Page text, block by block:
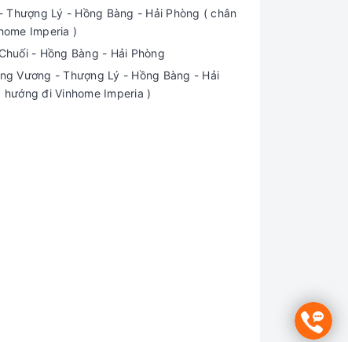
Lý - Hồng Bàng - Hải Phòng ( chân
Imperia )
- Hồng Bàng - Hải Phòng
Vương - Thượng Lý - Hồng Bàng - Hải
đi Vinhome Imperia )